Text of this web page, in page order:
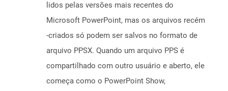
lidos pelas versões mais recentes do
Microsoft PowerPoint, mas os arquivos recém
-criados só podem ser salvos no formato de
arquivo PPSX. Quando um arquivo PPS é
compartilhado com outro usuário e aberto, ele
começa como o PowerPoint Show,